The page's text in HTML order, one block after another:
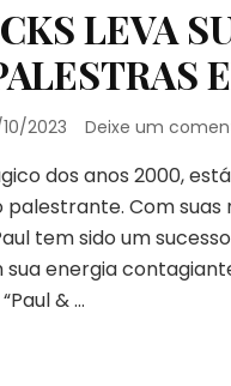
LEVA
2023 Deixe um
dos anos 2000,
Com
tem sido um
energia
& …